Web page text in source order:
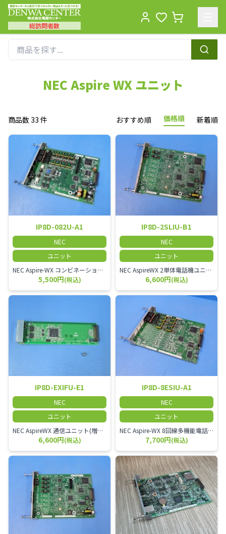
総訪問者数
NEC Aspire WX ユニット
商品数 33 件 おすすめ順 価格順 新着順
IP8D-082U-A1
NEC
ユニット
NEC Aspire-WX コンビネーションユニット
5,500円(税込)
IP8D-2SLIU-B1
NEC
ユニット
NEC AspireWX 2単体電話機ユニット
6,600円(税込)
IP8D-EXIFU-E1
NEC
ユニット
NEC AspireWX 通信ユニット(増設架用)
6,600円(税込)
IP8D-8ESIU-A1
NEC
ユニット
NEC Aspire-WX 8回線多機能電話機ユニット
7,700円(税込)